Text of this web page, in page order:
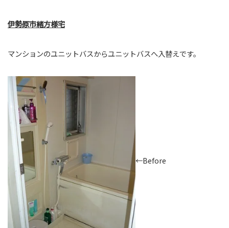
伊勢原市緒方様宅
マンションのユニットバスからユニットバスへ入替えです。
←Before